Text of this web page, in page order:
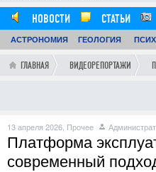
НОВОСТИ СТАТЬИ
ОБЗОРЫ
АСТРОНОМИЯ ГЕОЛОГИЯ
ГЛАВНАЯ ВИДЕОРЕПОРТАЖИ
13 апреля 2026, Прочее
Платформа
современный